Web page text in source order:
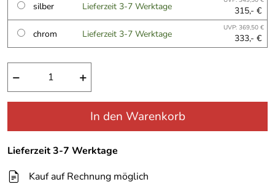
silber
Lieferzeit 3-7 Werktage
315,- €
chrom
Lieferzeit 3-7 Werktage UVP: 369,50 €
333,- €
− +
In den Warenkorb
Lieferzeit 3-7 Werktage
Kauf auf Rechnung möglich